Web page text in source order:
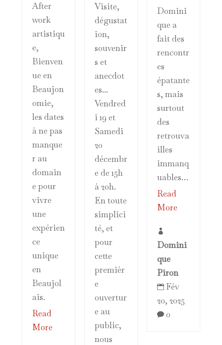
After
work
artistiqu
e,
Bienven
ue en
Beaujon
omie,
les dates
à ne pas
manque
r au
domain
e pour
vivre
une
expérien
ce
unique
en
Beaujol
ais.
Read
More
Visite,
dégustat
ion,
souvenir
s et
anecdot
es...
Vendred
i 19 et
Samedi
20
décembr
e de 15h
à 20h.
En toute
simplici
té, et
pour
cette
premièr
e
ouvertur
e au
public,
nous
Domini
que a
fait des
rencontr
es
épatante
s, mais
surtout
des
retrouva
illes
immanq
uables…
Read
More

Domini
que
Piron
 Fév
20, 2025
 0